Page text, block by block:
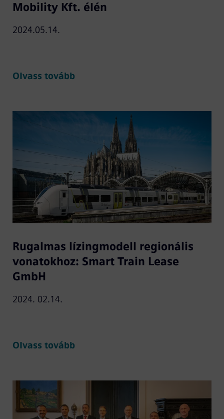
Mobility Kft. élén
2024.05.14.
Olvass tovább
Rugalmas lízingmodell regionális
vonatokhoz: Smart Train Lease
GmbH
2024. 02.14.
Olvass tovább